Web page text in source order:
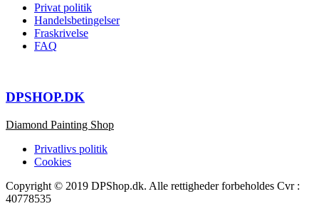
Privat politik
Handelsbetingelser
Fraskrivelse
FAQ
DPSHOP.DK
Diamond Painting Shop
Privatlivs politik
Cookies
Copyright © 2019 DPShop.dk. Alle rettigheder forbeholdes Cvr :
40778535